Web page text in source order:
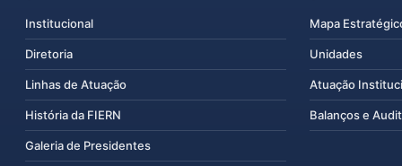
Institucional
Diretoria
Linhas de Atuação
História da FIERN
Galeria de Presidentes
Mapa
Unidades
Atuação
Balanços e